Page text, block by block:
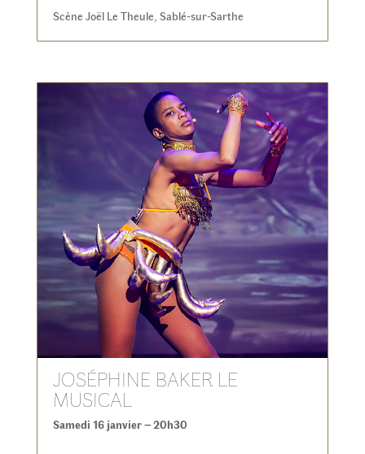
Scène Joël Le Theule, Sablé-sur-Sarthe
JOSÉPHINE BAKER LE
MUSICAL
Samedi 16 janvier – 20h30